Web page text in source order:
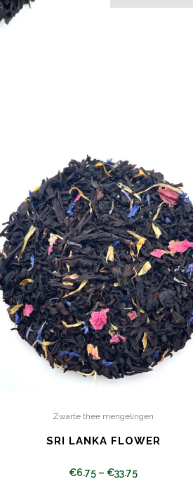
Zwarte thee mengelingen
SRI LANKA FLOWER
€6.75 – €33.75